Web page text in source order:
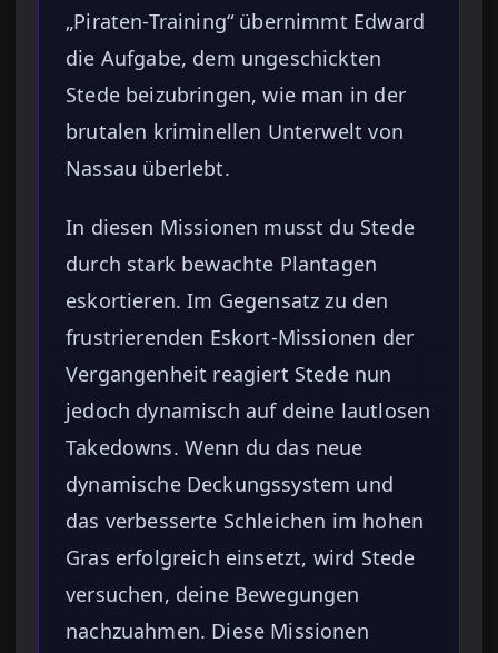
„Piraten-Training“ übernimmt Edward
die Aufgabe, dem ungeschickten
Stede beizubringen, wie man in der
brutalen kriminellen Unterwelt von
Nassau überlebt.
In diesen Missionen musst du Stede
durch stark bewachte Plantagen
eskortieren. Im Gegensatz zu den
frustrierenden Eskort-Missionen der
Vergangenheit reagiert Stede nun
jedoch dynamisch auf deine lautlosen
Takedowns. Wenn du das neue
dynamische Deckungssystem und
das verbesserte Schleichen im hohen
Gras erfolgreich einsetzt, wird Stede
versuchen, deine Bewegungen
nachzuahmen. Diese Missionen